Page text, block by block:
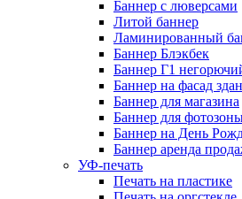
Баннер с люверсами
Литой баннер
Ламинированный
Баннер Блэкбек
Баннер Г1
Баннер на фасад
Баннер для магазина
Баннер для
Баннер на День
Баннер аренда
УФ-печать
Печать на пластике